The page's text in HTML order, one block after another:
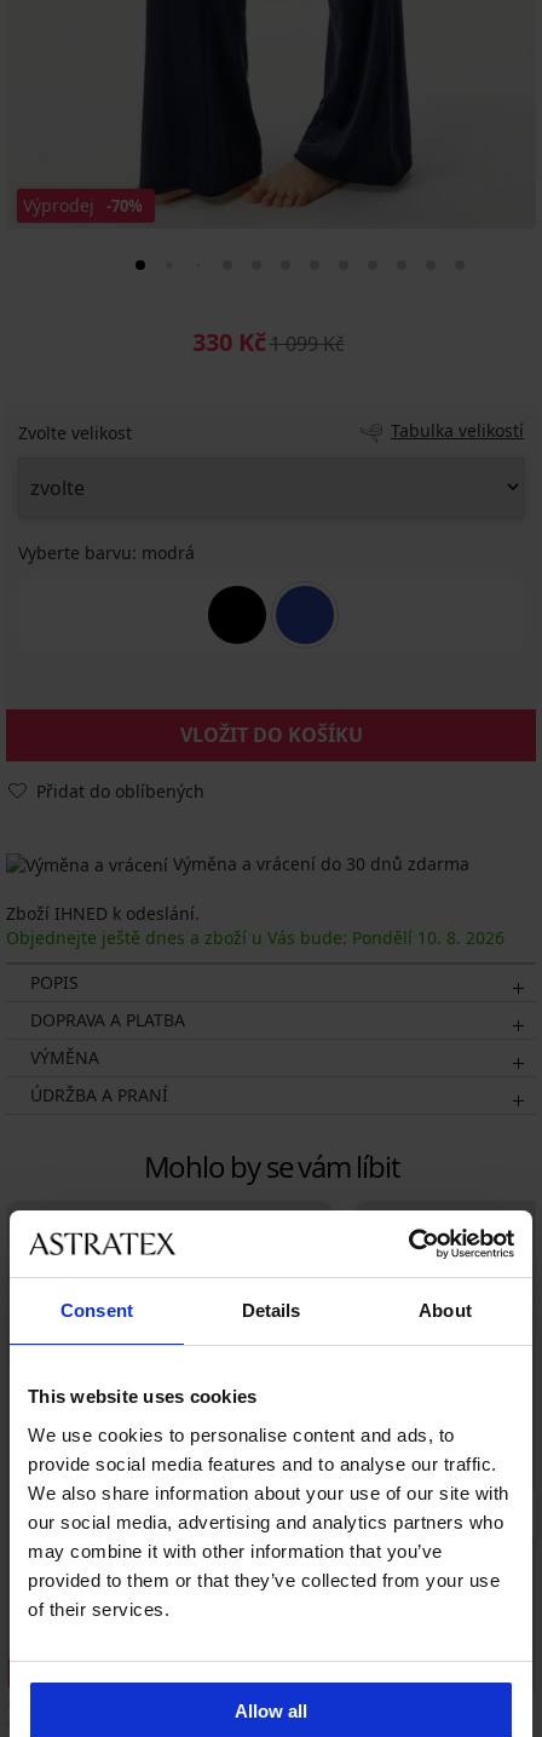
Consent Details About
This website uses cookies
We use cookies to personalise content and ads, to
provide social media features and to analyse our traffic.
We also share information about your use of our site with
our social media, advertising and analytics partners who
may combine it with other information that you’ve
provided to them or that they’ve collected from your use
of their services.
Allow all
Výprodej -70%
330 Kč1 099 Kč
Zvolte velikost Tabulka velikostí
Vyberte barvu: modrá
VLOŽIT DO KOŠÍKU
Přidat do oblíbených
Výměna a vrácení do 30 dnů zdarma
Zboží IHNED k odeslání.
Objednejte ještě dnes a zboží u Vás bude: Pondělí 10. 8. 2026
POPIS
DOPRAVA A PLATBA
VÝMĚNA
ÚDRŽBA A PRANÍ
Mohlo by se vám líbit